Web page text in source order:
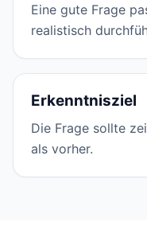
Eine gute Frage
realistisch
Erkenntnisziel
Die Frage sollte
als vorher.